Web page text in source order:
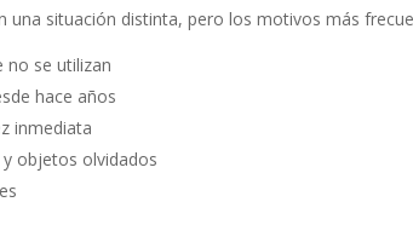
una situación distinta, pero los motivos más
no se utilizan
hace años
inmediata
objetos olvidados